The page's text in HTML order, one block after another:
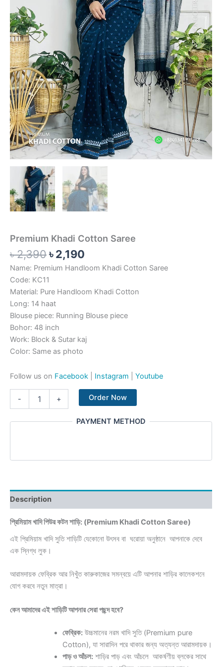
Premium Khadi Cotton Saree
৳2,390৳2,190
Name: Premium Handloom Khadi Cotton Saree
Code: KC11
Material: Pure Handloom Khadi Cotton
Long: 14 haat
Blouse piece: Running Blouse piece
Bohor: 48 inch
Work: Block & Sutar kaj
Color: Same as photo
Follow us on Facebook Instagram Youtube
- + Order Now
PAYMENT METHOD
Description
প্রিমিয়াম খাদি পিউর কটন শাড়ি: (Premium Khadi Cotton Saree)
এই প্রিমিয়াম খাদি সুতি শাড়িটি যেকোনো উৎসব বা ঘরোয়া অনুষ্ঠানে আপনাকে দেবে
এক স্নিগ্ধ লুক।
আরামদায়ক ফেব্রিক আর নিখুঁত কারুকাজের সমন্বয়ে এটি আপনার শাড়ির কালেকশনে
যোগ করবে নতুন মাত্রা।
কেন আমাদের এই শাড়িটি আপনার সেরা পছন্দ হবে?
ফেব্রিক:উচ্চমানের নরম খাদি সুতি (Premium pure
Cotton), যা সারাদিন পরে থাকার জন্য অত্যন্ত আরামদায়ক।
পাড় ও আঁচল:শাড়ির পাড় এবং আঁচলে আকর্ষণীয় ব্লকের সাথে